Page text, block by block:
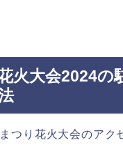
火大会2024の
つり花火大会のアク